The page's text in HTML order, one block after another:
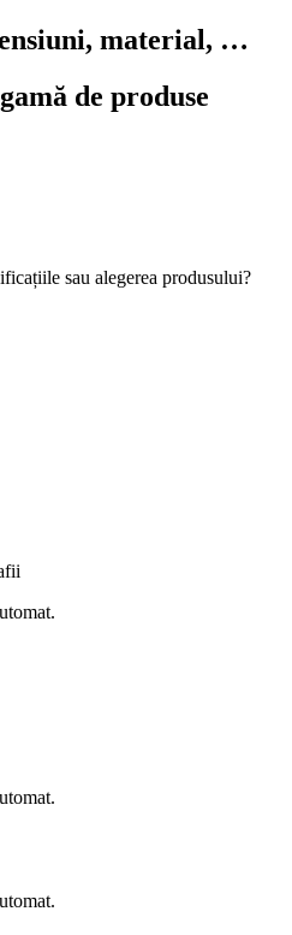
material, …
de produse
sau alegerea produsului?